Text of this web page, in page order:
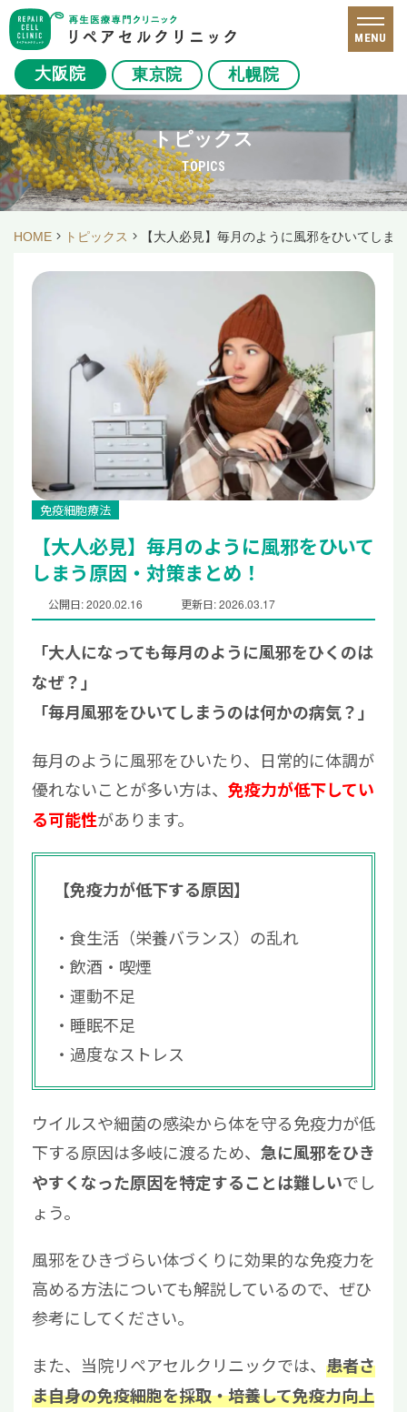
大阪院 東京院 札幌院
MENU
トピックス
TOPICS
HOME トピックス 【大人必見】毎月のように風邪をひいてしま
免疫細胞療法
【大人必見】毎月のように風邪をひいて
しまう原因・対策まとめ！
公開日: 2020.02.16 更新日: 2026.03.17
「大人になっても毎月のように風邪をひくのは
なぜ？」
「毎月風邪をひいてしまうのは何かの病気？」
毎月のように風邪をひいたり、日常的に体調が
優れないことが多い方は、 免疫力が低下してい
る可能性があります。
【免疫力が低下する原因】
食生活（栄養バランス）の乱れ
飲酒・喫煙
運動不足
睡眠不足
過度なストレス
ウイルスや細菌の感染から体を守る免疫力が低
下する原因は多岐に渡るため、 急に風邪をひき
やすくなった原因を特定することは難しいでし
ょう。
風邪をひきづらい体づくりに効果的な免疫力を
高める方法についても解説しているので、ぜひ
参考にしてください。
また、当院リペアセルクリニックでは、 患者さ
ま自身の免疫細胞を採取・培養して免疫力向上